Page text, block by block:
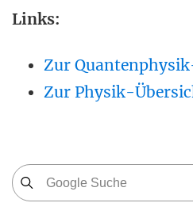
Links:
Zur
Zur Physik-